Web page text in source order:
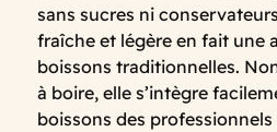
sans sucres ni
fraîche et légère en fait une
boissons traditionnelles.
à boire, elle s’intègre
boissons des